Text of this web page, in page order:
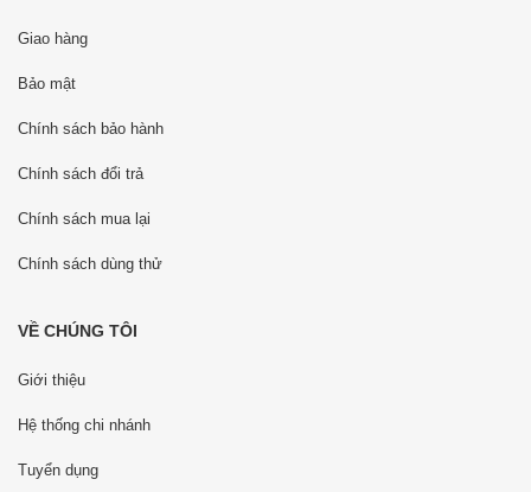
Giao hàng
Bảo mật
Chính sách bảo hành
Chính sách đổi trả
Chính sách mua lại
Chính sách dùng thử
VỀ CHÚNG TÔI
Giới thiệu
Hệ thống chi nhánh
Tuyển dụng